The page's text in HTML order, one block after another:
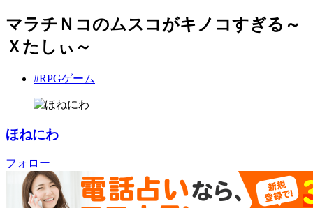
マラチＮコのムスコがキノコすぎる～
Ｘたしぃ～
#RPGゲーム
ほねにわ
フォロー